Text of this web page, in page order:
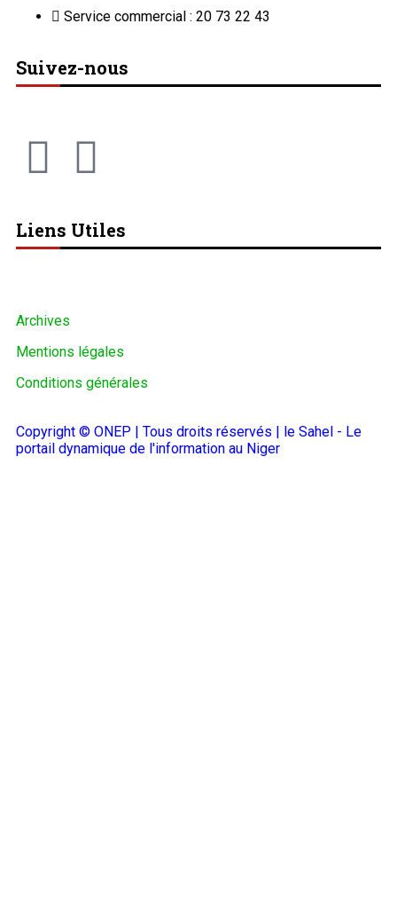
Service commercial : 20 73 22 43
Suivez-nous
Liens Utiles
Archives
Mentions légales
Conditions générales
Copyright © ONEP | Tous droits réservés | le Sahel - Le
portail dynamique de l'information au Niger